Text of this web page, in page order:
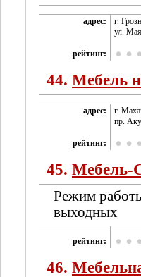
адрес:
г.
ул.
рейтинг:
44. Мебель
адрес:
г.
пр.
рейтинг:
45. Мебель-
Режим
выходных
рейтинг:
46.